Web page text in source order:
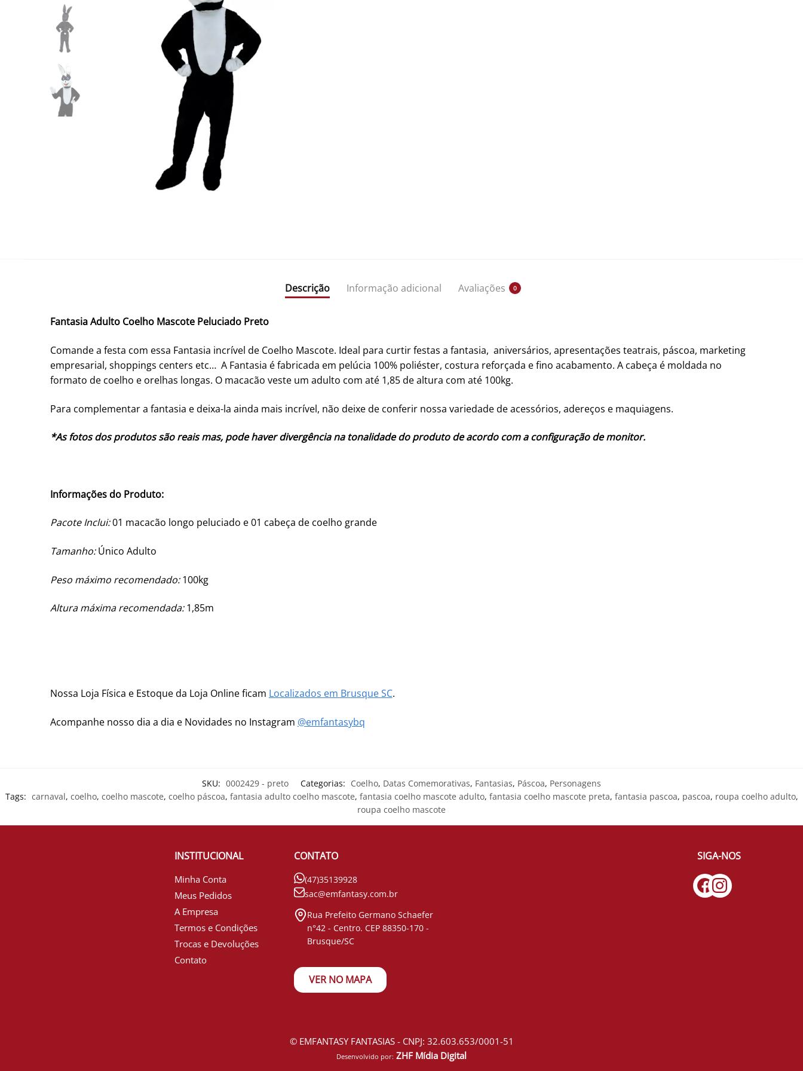
Descrição Informação adicional Avaliações 0
Fantasia Adulto Coelho Mascote Peluciado Preto
Comande a festa com essa Fantasia incrível de Coelho Mascote. Ideal para curtir festas a fantasia, aniversários, apresentações teatrais, páscoa, marketing
empresarial, shoppings centers etc… A Fantasia é fabricada em pelúcia 100% poliéster, costura reforçada e fino acabamento. A cabeça é moldada no
formato de coelho e orelhas longas. O macacão veste um adulto com até 1,85 de altura com até 100kg.
Para complementar a fantasia e deixa-la ainda mais incrível, não deixe de conferir nossa variedade de acessórios, adereços e maquiagens.
*As fotos dos produtos são reais mas, pode haver divergência na tonalidade do produto de acordo com a configuração de monitor.
Informações do Produto:
Pacote Inclui:01 macacão longo peluciado e 01 cabeça de coelho grande
Tamanho:Único Adulto
Peso máximo recomendado:100kg
Altura máxima recomendada:1,85m
Nossa Loja Física e Estoque da Loja Online ficam Localizados em Brusque SC.
Acompanhe nosso dia a dia e Novidades no Instagram @emfantasybq
SKU: 0002429 - preto Categorias: Coelho, Datas Comemorativas, Fantasias, Páscoa, Personagens
Tags: carnaval, coelho, coelho mascote, coelho páscoa, fantasia adulto coelho mascote, fantasia coelho mascote adulto, fantasia coelho mascote preta, fantasia pascoa, pascoa, roupa coelho adulto,
roupa coelho mascote
INSTITUCIONAL
Minha Conta
Meus Pedidos
A Empresa
Termos e Condições
Trocas e Devoluções
Contato
CONTATO
(47)35139928
sac@emfantasy.com.br
Rua Prefeito Germano Schaefer
n°42 - Centro. CEP 88350-170 -
Brusque/SC
VER NO MAPA
SIGA-NOS
© EMFANTASY FANTASIAS - CNPJ: 32.603.653/0001-51
Desenvolvido por: ZHF Mídia Digital